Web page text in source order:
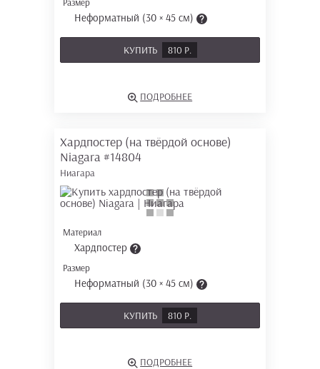
Неформатный (30 × 45 см)
КУПИТЬ 810 Р.
ПОДРОБНЕЕ
Хардпостер (на твёрдой основе)
Niagara #14804
Ниагара
Материал
Хардпостер
Размер
Неформатный (30 × 45 см)
КУПИТЬ 810 Р.
ПОДРОБНЕЕ